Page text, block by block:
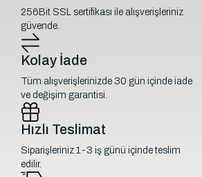
256Bit SSL sertifikası ile alışverişleriniz
güvende.
Kolay İade
Tüm alışverişlerinizde 30 gün içinde iade
ve değişim garantisi.
Hızlı Teslimat
Siparişleriniz 1-3 iş günü içinde teslim
edilir.